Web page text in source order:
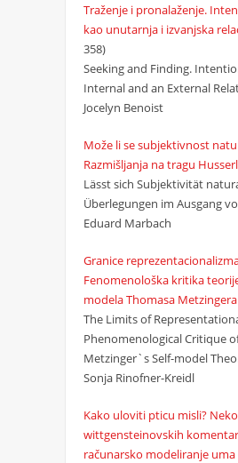
Traženje i pronalaženje.
kao unutarnja i izvanjska
358)
Seeking and Finding.
Internal and an External
Jocelyn Benoist
Može li se subjektivnost
Razmišljanja na tragu
Lässt sich Subjektivität
Überlegungen im Ausgang
Eduard Marbach
Granice
Fenomenološka kritika
modela Thomasa Metzingera
The Limits of
Phenomenological Critique
Metzinger`s Self-model
Sonja Rinofner-Kreidl
Kako uloviti pticu misli?
wittgensteinovskih
računarsko modeliranje uma